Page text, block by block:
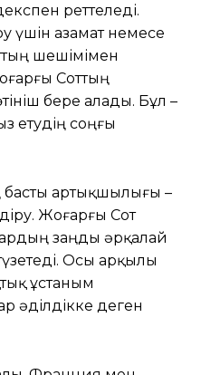
реттеледі.
үшін азамат немесе
шешімімен
Соттың
бере алады. Бұл –
етудің соңғы
басты артықшылығы –
Жоғарғы Сот
заңды әрқалай
Осы арқылы
ұстаным
әділдікке деген